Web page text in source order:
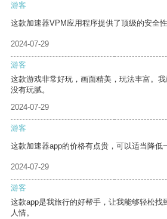
游客
这款加速器VPM应用程序提供了顶级的安全性
2024-07-29
游客
这款游戏非常好玩，画面精美，玩法丰富。
没有玩腻。
2024-07-29
游客
这款加速器app的价格有点贵，可以适当降低
2024-07-29
游客
这款app是我旅行的好帮手，让我能够轻松找
人情。